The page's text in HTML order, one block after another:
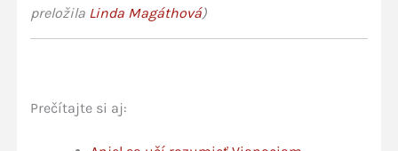
preložila Linda Magáthová)
Prečítajte si aj: